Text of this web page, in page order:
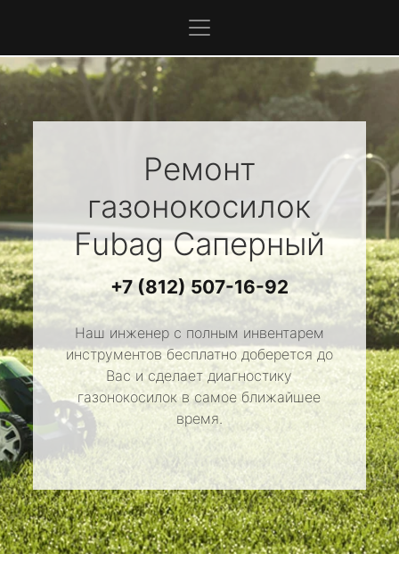
Ремонт
газонокосилок
FubagСаперный
+7 (812) 507-16-92
Наш инженер с полным инвентарем
инструментов бесплатно доберется до
Вас и сделает диагностику
газонокосилок в самое ближайшее
время.